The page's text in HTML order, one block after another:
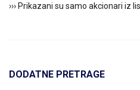
››› Prikazani su samo akcionari iz
DODATNE PRETRAGE